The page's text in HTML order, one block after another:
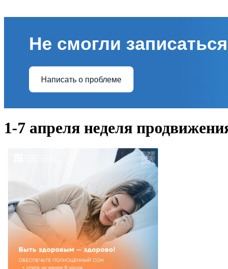
Не смогли
Написать о проблеме
1-7 апреля неделя